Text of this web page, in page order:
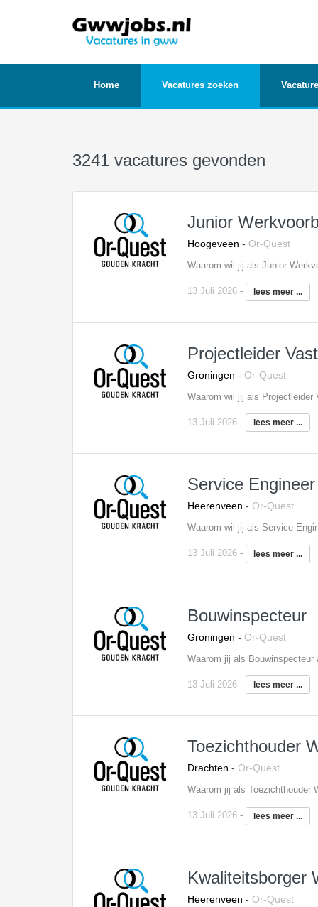
Home Vacatures zoeken
3241 vacatures gevonden
Junior
Hoogeveen - Or-Quest
13 Juli 2026- lees meer ...
Projectleider
Groningen - Or-Quest
13 Juli 2026- lees meer ...
Service Engineer
Heerenveen - Or-Quest
13 Juli 2026- lees meer ...
Bouwinspecteur
Groningen - Or-Quest
13 Juli 2026- lees meer ...
Toezichthouder
Drachten - Or-Quest
13 Juli 2026- lees meer ...
Kwaliteitsborger
Heerenveen - Or-Quest